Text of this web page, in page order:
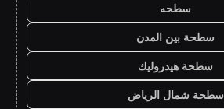
سطحه
سطحة بين المدن
سطحة هيدروليك
سطحة شمال الرياض